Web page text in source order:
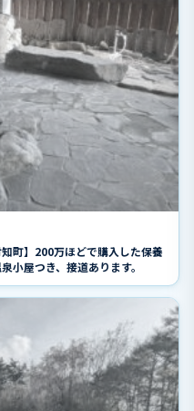
町】200万ほどで購入した保養
小屋つき、接道あります。